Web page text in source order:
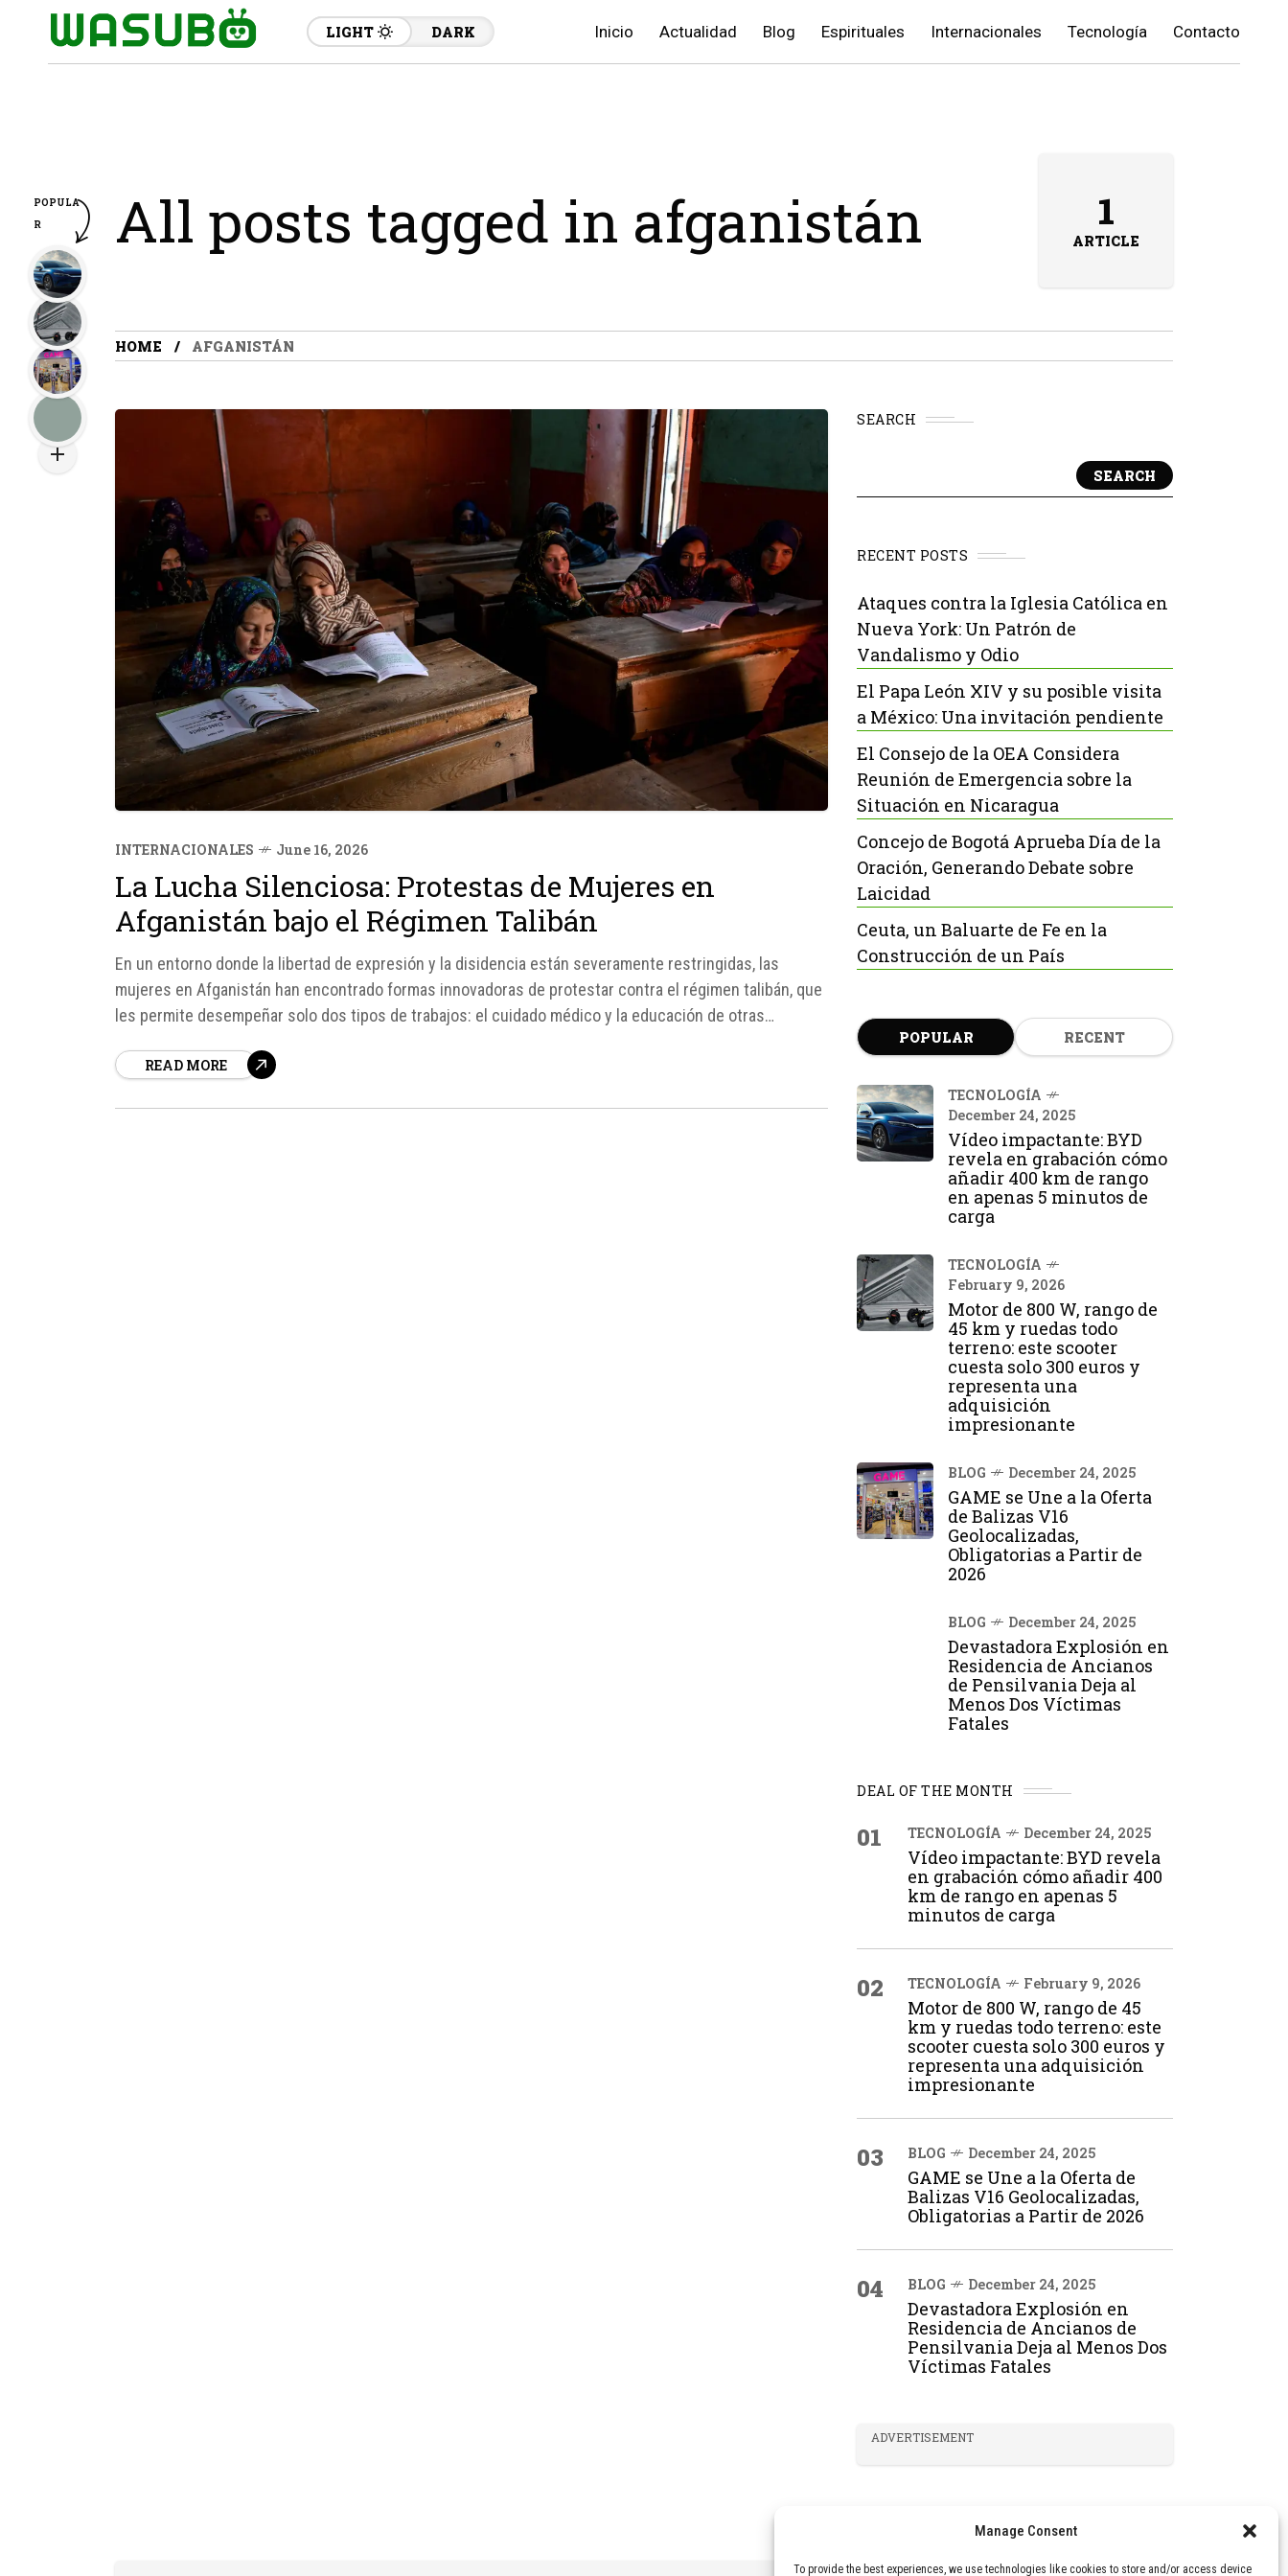
Manage Consent
To provide the best experiences, we use technologies like cookies to store and/or access device
LIGHT DARK Inicio Actualidad Blog Espirituales Internacionales Tecnología Contacto
All posts tagged in afganistán 1
ARTICLE
HOME AFGANISTÁN
INTERNACIONALES June 16, 2026
La Lucha Silenciosa: Protestas de Mujeres en
Afganistán bajo el Régimen Talibán
En un entorno donde la libertad de expresión y la disidencia están severamente restringidas, las
mujeres en Afganistán han encontrado formas innovadoras de protestar contra el régimen talibán, que
les permite desempeñar solo dos tipos de trabajos: el cuidado médico y la educación de otras
READ MORE
SEARCH
SEARCH
RECENT POSTS
Ataques contra la Iglesia Católica en
Nueva York: Un Patrón de
Vandalismo y Odio
El Papa León XIV y su posible visita
a México: Una invitación pendiente
El Consejo de la OEA Considera
Reunión de Emergencia sobre la
Situación en Nicaragua
Concejo de Bogotá Aprueba Día de la
Oración, Generando Debate sobre
Laicidad
Ceuta, un Baluarte de Fe en la
Construcción de un País
POPULAR RECENT
TECNOLOGÍA
December 24, 2025
Vídeo impactante: BYD
revela en grabación cómo
añadir 400 km de rango
en apenas 5 minutos de
carga
TECNOLOGÍA
February 9, 2026
Motor de 800 W, rango de
45 km y ruedas todo
terreno: este scooter
cuesta solo 300 euros y
representa una
adquisición
impresionante
BLOG December 24, 2025
GAME se Une a la Oferta
de Balizas V16
Geolocalizadas,
Obligatorias a Partir de
2026
BLOG December 24, 2025
Devastadora Explosión en
Residencia de Ancianos
de Pensilvania Deja al
Menos Dos Víctimas
Fatales
DEAL OF THE MONTH
01 TECNOLOGÍA December 24, 2025
Vídeo impactante: BYD revela
en grabación cómo añadir 400
km de rango en apenas 5
minutos de carga
02 TECNOLOGÍA February 9, 2026
Motor de 800 W, rango de 45
km y ruedas todo terreno: este
scooter cuesta solo 300 euros y
representa una adquisición
impresionante
03 BLOG December 24, 2025
GAME se Une a la Oferta de
Balizas V16 Geolocalizadas,
Obligatorias a Partir de 2026
04 BLOG December 24, 2025
Devastadora Explosión en
Residencia de Ancianos de
Pensilvania Deja al Menos Dos
Víctimas Fatales
ADVERTISEMENT
POPULA
R